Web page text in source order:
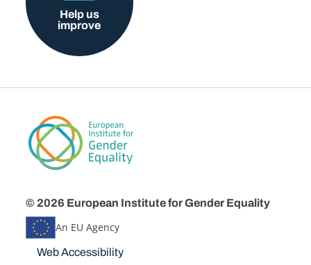
Help us
improve
© 2026 European Institute for Gender Equality
An EU Agency
Disclaimers
Web Accessibility